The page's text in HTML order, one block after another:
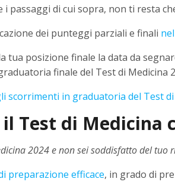
i passaggi di cui sopra, non ti resta
dei punteggi parziali e finali
tua posizione finale la data da
finale del Test di Medicina
scorrimenti in graduatoria del Test
Test di Medicina
2024 e non sei soddisfatto del tuo
preparazione efficace, in grado di